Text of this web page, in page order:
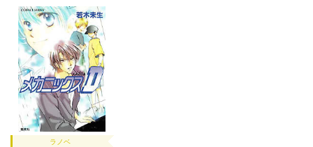
あらすじを表示する
破妖の剣６ 鬱金の暁闇26
550円 (税込)
あらすじを表示する
破妖の剣６ 鬱金の暁闇27
ラノベ